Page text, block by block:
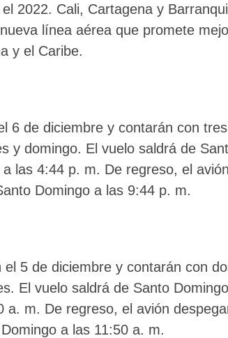
2022. Cali, Cartagena y
línea aérea que promete
y el Caribe.
6 de diciembre y contarán con
y domingo. El vuelo saldrá de
las 4:44 p. m. De regreso, el
Domingo a las 9:44 p. m.
5 de diciembre y contarán con
El vuelo saldrá de Santo
a. m. De regreso, el avión
a las 11:50 a. m.